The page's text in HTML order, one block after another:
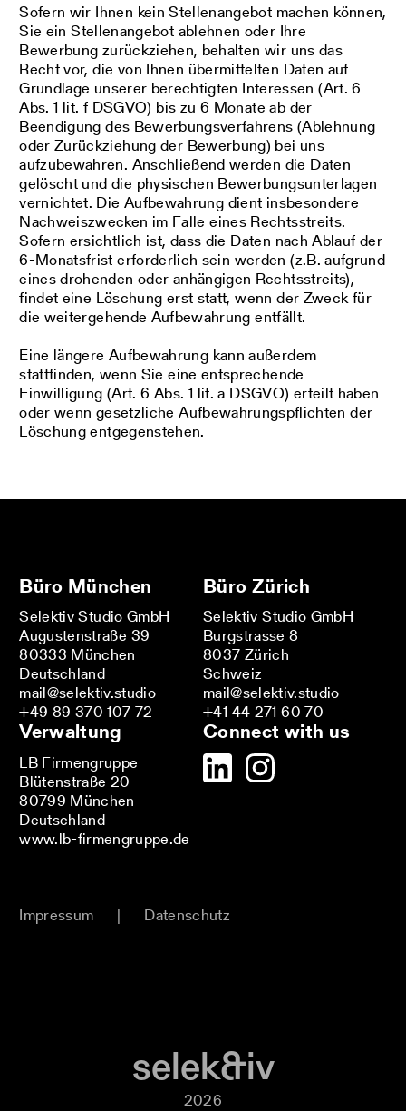
Sofern wir Ihnen kein Stellenangebot machen können,
Sie ein Stellenangebot ablehnen oder Ihre
Bewerbung zurückziehen, behalten wir uns das
Recht vor, die von Ihnen übermittelten Daten auf
Grundlage unserer berechtigten Interessen (Art. 6
Abs. 1 lit. f DSGVO) bis zu 6 Monate ab der
Beendigung des Bewerbungsverfahrens (Ablehnung
oder Zurückziehung der Bewerbung) bei uns
aufzubewahren. Anschließend werden die Daten
gelöscht und die physischen Bewerbungsunterlagen
vernichtet. Die Aufbewahrung dient insbesondere
Nachweiszwecken im Falle eines Rechtsstreits.
Sofern ersichtlich ist, dass die Daten nach Ablauf der
6-Monatsfrist erforderlich sein werden (z.B. aufgrund
eines drohenden oder anhängigen Rechtsstreits),
findet eine Löschung erst statt, wenn der Zweck für
die weitergehende Aufbewahrung entfällt.
Eine längere Aufbewahrung kann außerdem
stattfinden, wenn Sie eine entsprechende
Einwilligung (Art. 6 Abs. 1 lit. a DSGVO) erteilt haben
oder wenn gesetzliche Aufbewahrungspflichten der
Löschung entgegenstehen.
Büro München
Selektiv Studio GmbH
Augustenstraße 39
80333 München
Deutschland
mail@selektiv.studio
+49 89 370 107 72
Büro Zürich
Selektiv Studio GmbH
Burgstrasse 8
8037 Zürich
Schweiz
mail@selektiv.studio
+41 44 271 60 70
Verwaltung
LB Firmengruppe
Blütenstraße 20
80799 München
Deutschland
www.lb-firmengruppe.de
Connect with us
Impressum | Datenschutz
selek&iv
2026